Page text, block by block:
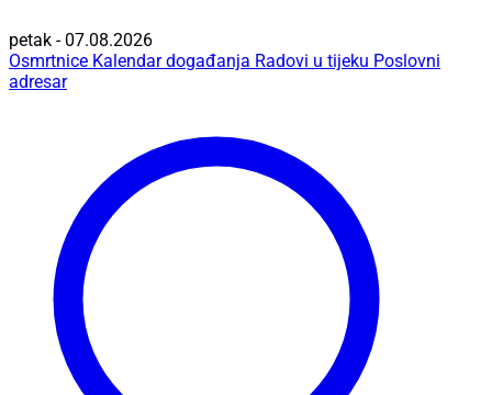
petak - 07.08.2026
Osmrtnice Kalendar događanja Radovi u tijeku Poslovni
adresar